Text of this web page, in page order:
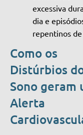
excessiva
dia e
repentinos de
Como os
Distúrbios
Sono geram
Alerta